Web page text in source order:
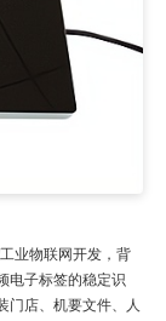
业物联网开发，背
电子标签的稳定识
门店、机要文件、人